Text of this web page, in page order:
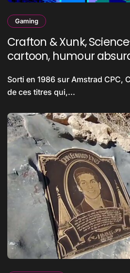
Gaming
Crafton & Xunk,
cartoon, humour
Sorti en 1986 sur Amstrad CPC, Crafton & Xunk est l’un
de ces titres qui,...